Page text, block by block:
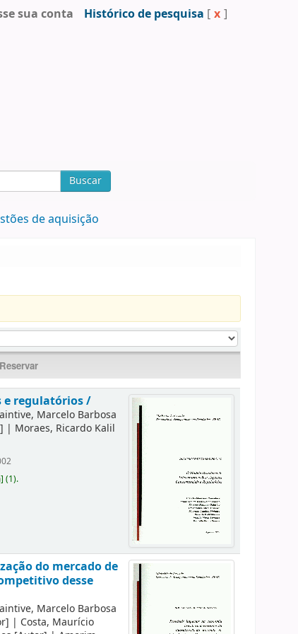
sua conta Histórico de pesquisa [ x ]
Buscar
de aquisição
e regulatórios /
Marcelo Barbosa
| Moraes, Ricardo Kalil
](1).
do mercado de
desse
Marcelo Barbosa
| Costa, Maurício